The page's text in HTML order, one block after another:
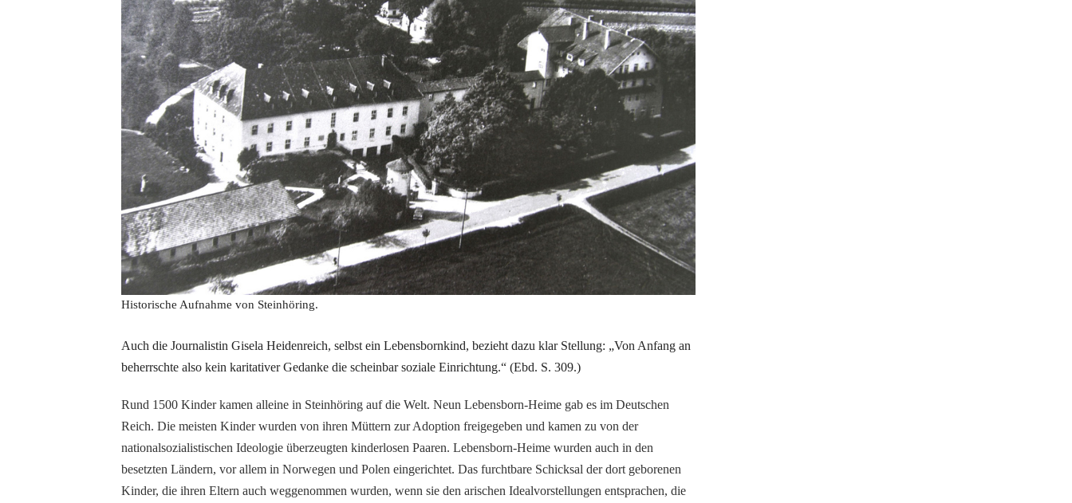
Historische Aufnahme von Steinhöring.
Auch die Journalistin Gisela Heidenreich, selbst ein Lebensbornkind, bezieht dazu klar Stellung: „Von Anfang an
beherrschte also kein karitativer Gedanke die scheinbar soziale Einrichtung.“ (Ebd. S. 309.)
Rund 1500 Kinder kamen alleine in Steinhöring auf die Welt. Neun Lebensborn-Heime gab es im Deutschen
Reich. Die meisten Kinder wurden von ihren Müttern zur Adoption freigegeben und kamen zu von der
nationalsozialistischen Ideologie überzeugten kinderlosen Paaren. Lebensborn-Heime wurden auch in den
besetzten Ländern, vor allem in Norwegen und Polen eingerichtet. Das furchtbare Schicksal der dort geborenen
Kinder, die ihren Eltern auch weggenommen wurden, wenn sie den arischen Idealvorstellungen entsprachen, die